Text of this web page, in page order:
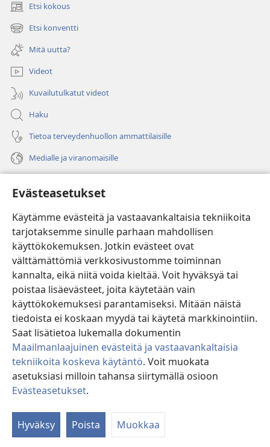
Evästeasetukset
Käytämme evästeitä ja vastaavankaltaisia tekniikoita
tarjotaksemme sinulle parhaan mahdollisen
käyttökokemuksen. Jotkin evästeet ovat
välttämättömiä verkkosivustomme toiminnan
kannalta, eikä niitä voida kieltää. Voit hyväksyä tai
poistaa lisäevästeet, joita käytetään vain
käyttökokemuksesi parantamiseksi. Mitään näistä
tiedoista ei koskaan myydä tai käytetä markkinointiin.
Saat lisätietoa lukemalla dokumentin
Maailmanlaajuinen evästeitä ja vastaavankaltaisia
tekniikoita koskeva käytäntö. Voit muokata
asetuksiasi milloin tahansa siirtymällä osioon
Evästeasetukset.
Hyväksy Poista Muokkaa
Etsi kokous
(avaa
uuden
ikkunan)
Etsi konventti
(avaa
uuden
ikkunan)
Mitä uutta?
Videot
Kuvailutulkatut videot
Haku
Tietoa terveydenhuollon ammattilaisille
Medialle ja viranomaisille
(avaa
uuden
ikkunan)Vartiotornin VERKKOKIRJASTO
(avaa
uuden
ikkunan)JW Hub ®
(avaa
uuden
ikkunan)
®
Watchtower Library
Copyright© 2026 Watch Tower Bible and Tract Society of Pennsylvania.
KÄYTTÖEHDOT|TIETOSUOJAKÄYTÄNTÖ